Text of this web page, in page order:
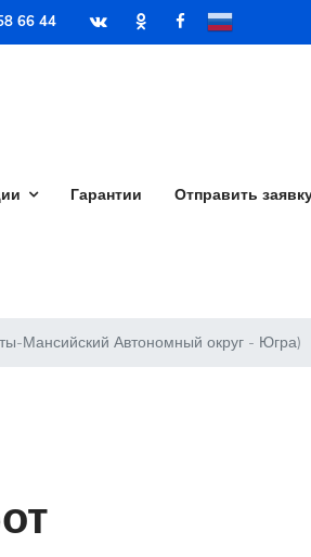
66 44
Гарантии Отправить
Мансийский Автономный округ - Югра)